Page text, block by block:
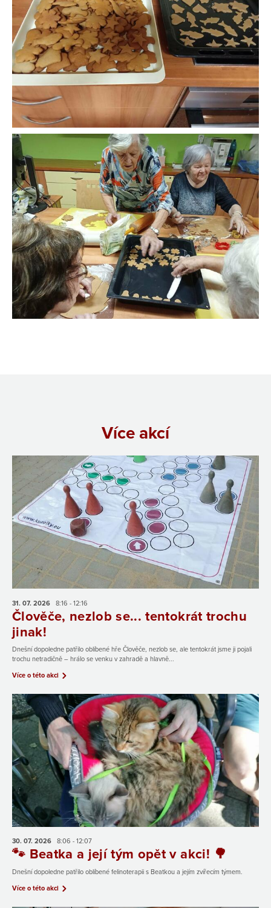
Více akcí
31. 07. 2026 8:16 - 12:16
Člověče, nezlob se... tentokrát trochu
jinak!
Dnešní dopoledne patřilo oblíbené hře Člověče, nezlob se, ale tentokrát jsme ji pojali
trochu netradičně – hrálo se venku v zahradě a hlavně...
Více o této akci
30. 07. 2026 8:06 - 12:07
🐾 Beatka a její tým opět v akci! 🌳
Dnešní dopoledne patřilo oblíbené felinoterapii s Beatkou a jejím zvířecím týmem.
Více o této akci